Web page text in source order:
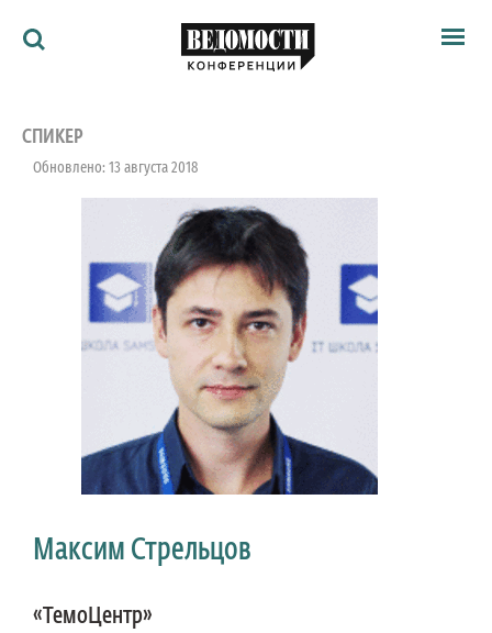
Архив
Ведомости
Как потратить
СПИКЕР
Обновлено: 13 августа 2018
Максим Стрельцов
«ТемоЦентр»